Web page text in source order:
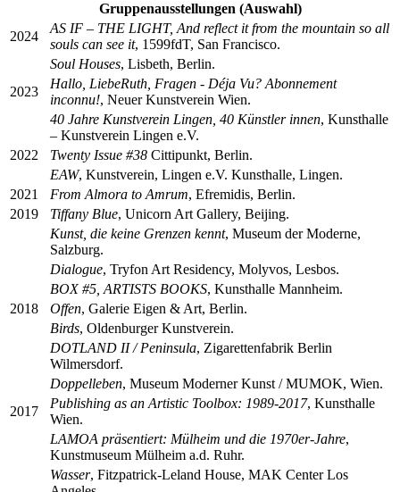
Gruppenausstellungen (Auswahl)
2024
AS IF – THE LIGHT, And reflect it from the mountain so all
souls can see it, 1599fdT, San Francisco.
Soul Houses, Lisbeth, Berlin.
2023
Hallo, LiebeRuth, Fragen - Déja Vu? Abonnement
inconnu!, Neuer Kunstverein Wien.
40 Jahre Kunstverein Lingen, 40 Künstler innen, Kunsthalle
– Kunstverein Lingen e.V.
2022
Twenty Issue #38 Cittipunkt, Berlin.
EAW, Kunstverein, Lingen e.V. Kunsthalle, Lingen.
2021
From Almora to Amrum, Efremidis, Berlin.
2019
Tiffany Blue, Unicorn Art Gallery, Beijing.
Kunst, die keine Grenzen kennt, Museum der Moderne,
Salzburg.
Dialogue, Tryfon Art Residency, Molyvos, Lesbos.
BOX #5, ARTISTS BOOKS, Kunsthalle Mannheim.
2018
Offen, Galerie Eigen & Art, Berlin.
Birds, Oldenburger Kunstverein.
DOTLAND II / Peninsula, Zigarettenfabrik Berlin
Wilmersdorf.
Doppelleben, Museum Moderner Kunst / MUMOK, Wien.
2017
Publishing as an Artistic Toolbox: 1989-2017, Kunsthalle
Wien.
LAMOA präsentiert: Mülheim und die 1970er-Jahre,
Kunstmuseum Mülheim a.d. Ruhr.
Wasser, Fitzpatrick-Leland House, MAK Center Los